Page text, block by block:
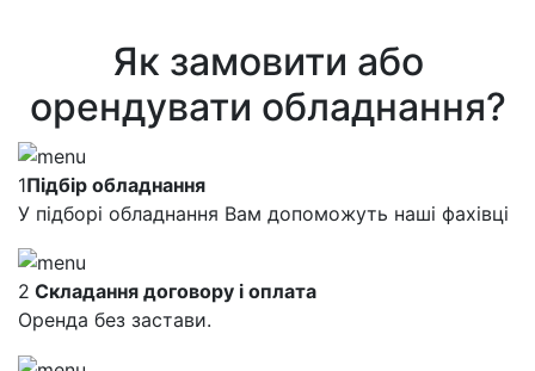
Як замовити або
орендувати обладнання?
1Підбір обладнання
У підборі обладнання Вам допоможуть наші фахівці
2 Складання договору і оплата
Оренда без застави.